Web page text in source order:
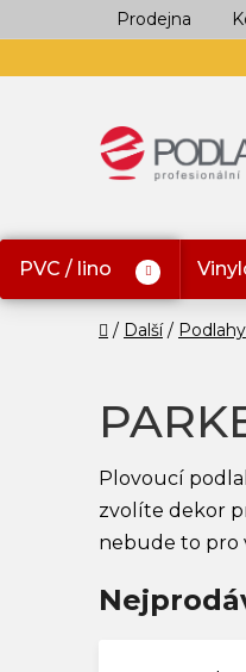
na
Prodejna
PVC / lino
Domů
Další Podlahy
Plovoucí
zvolíte dekor
nebude to pro